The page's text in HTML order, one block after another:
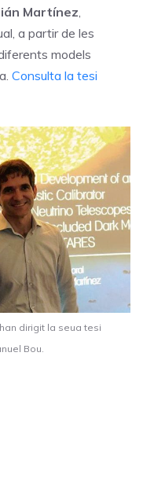
Martínez,
a partir de les
models
Consulta la tesi
dirigit la seua tesi
Bou.